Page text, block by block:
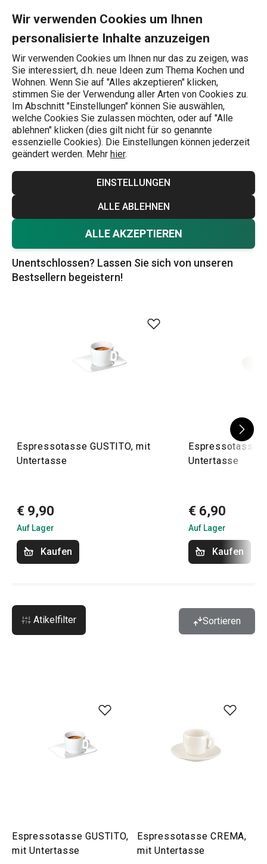
Wir verwenden Cookies um Ihnen
personalisierte Inhalte anzuzeigen
Wir verwenden Cookies um Ihnen nur das zu zeigen, was
Sie interessiert, d.h. neue Ideen zum Thema Kochen und
Wohnen. Wenn Sie auf "Alles akzeptieren" klicken,
stimmen Sie der Verwendung aller Arten von Cookies zu.
Im Abschnitt "Einstellungen" können Sie auswählen,
welche Cookies Sie zulassen möchten, oder auf "Alle
ablehnen" klicken (dies gilt nicht für so genannte
essenzielle Cookies). Die Einstellungen können jederzeit
geändert werden. Mehr hier.
EINSTELLUNGEN
ALLE ABLEHNEN
ALLE AKZEPTIEREN
Wonach suchen Sie?
Tassen und Becher
Espresso-Tassen
Elegante Espressotassen mit Untertassen in Weiß oder
Creme sind ein absoluter Klassiker. Servieren Sie Ihren
Espresso wie ein echter Profi und genießen Sie Ihren
Kaffee um so mehr. Gibt es sonst noch etwas, das Sie
servieren müssen? Vergessen Sie nicht die
Zucker
für den Kaffee und vergessen Sie nicht die
- sie gehen in der Küche gerne verloren.
Unentschlossen? Lassen Sie sich von unseren
Bestsellern begeistern!
Espressotasse GUSTITO, mit
Untertasse
€ 9,90
Auf Lager
Kaufen
Espressotasse
Untertasse
€ 6,90
Auf Lager
Kaufen
Atikelfilter Sortieren
Espressotasse GUSTITO,
mit Untertasse
Espressotasse CREMA,
mit Untertasse